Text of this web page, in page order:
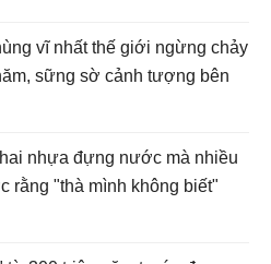
vĩ nhất thế giới ngừng chảy
sững sờ cảnh tượng bên
nhựa đựng nước mà nhiều
rằng "thà mình không biết"